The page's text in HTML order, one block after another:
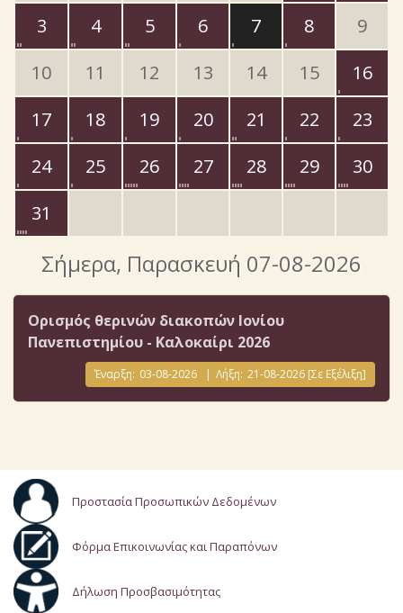
3
4 5 6 7 8
9
10
11 12 13 14 15
16
17
18 19 20 21 22
23
24
25 26 27 28 29
30
31
Σήμερα, Παρασκευή 07-08-2026
Ορισμός θερινών διακοπών Ιονίου
Πανεπιστημίου - Καλοκαίρι 2026
Έναρξη: 03-08-2026 | Λήξη: 21-08-2026 [Σε Εξέλιξη]
Προστασία Προσωπικών Δεδομένων
Φόρμα Επικοινωνίας και Παραπόνων
Δήλωση Προσβασιμότητας